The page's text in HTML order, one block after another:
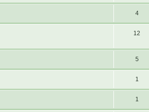
4
12
5
1
1